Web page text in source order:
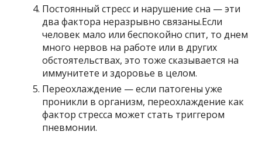
Постоянный стресс и нарушение сна — эти
два фактора неразрывно связаны.Если
человек мало или беспокойно спит, то днем
​​много нервов на работе или в других
обстоятельствах, это тоже сказывается на
иммунитете и здоровье в целом.
Переохлаждение — если патогены уже
проникли в организм, переохлаждение как
фактор стресса может стать триггером
пневмонии.